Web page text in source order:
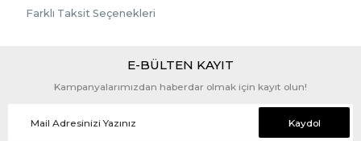
Farklı Taksit Seçenekleri
E-BÜLTEN KAYIT
Kampanyalarımızdan haberdar olmak için kayıt olun!
Kaydol